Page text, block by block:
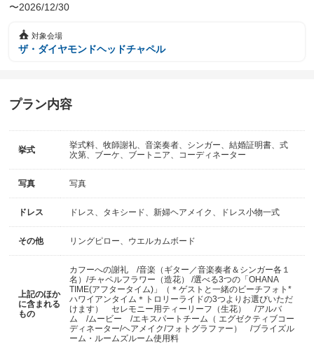
〜2026/12/30
対象会場
ザ・ダイヤモンドヘッドチャペル
プラン内容
挙式
挙式料、牧師謝礼、音楽奏者、シンガー、結婚証明書、式
次第、ブーケ、ブートニア、コーディネーター
写真 写真
ドレス ドレス、タキシード、新婦ヘアメイク、ドレス小物一式
その他 リングピロー、ウエルカムボード
上記のほか
に含まれる
もの
カフーへの謝礼 /音楽（ギター／音楽奏者＆シンガー各１
名）/チャペルフラワー（造花） /選べる3つの「OHANA
TIME(アフタータイム)」（＊ゲストと一緒のビーチフォト*
ハワイアンタイム＊トロリーライドの3つよりお選びいただ
けます） セレモニー用ティーリーフ（生花） /アルバ
ム /ムービー /エキスパートチーム（ エグゼクティブコー
ディネーター/ヘアメイク/フォトグラファー） /ブライズル
ーム・ルームズルーム使用料